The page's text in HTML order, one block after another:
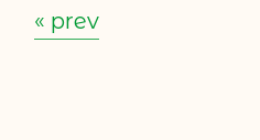
« prev